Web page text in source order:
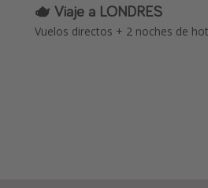
🫖 Viaje a LONDRES
Vuelos directos + 2 noches de